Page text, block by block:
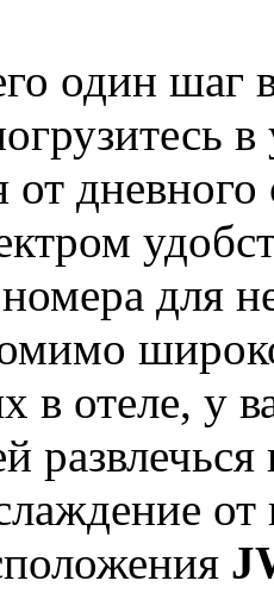
один
от дневного
для
в отеле, у